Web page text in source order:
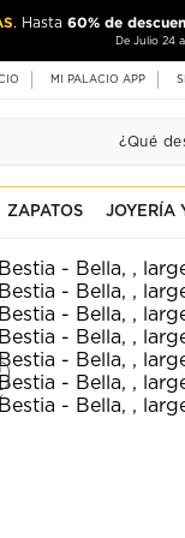
. Hasta 60% de
De Julio 24
MI PALACIO APP
ZAPATOS JOYERÍA